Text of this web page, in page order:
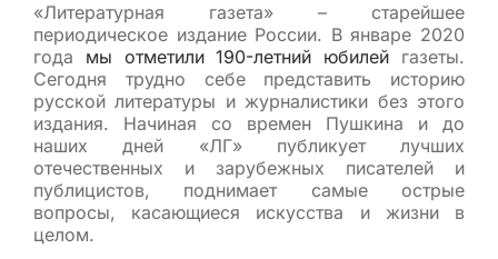
«Литературная газета» – старейшее
периодическое издание России. В январе 2020
года мы отметили 190-летний юбилей газеты.
Сегодня трудно себе представить историю
русской литературы и журналистики без этого
издания. Начиная со времен Пушкина и до
наших дней «ЛГ» публикует лучших
отечественных и зарубежных писателей и
публицистов, поднимает самые острые
вопросы, касающиеся искусства и жизни в
целом.